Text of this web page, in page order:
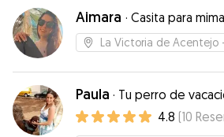
Aimara · Casita para
La Victoria de Acentejo
Paula · Tu perro de
4.8 (10